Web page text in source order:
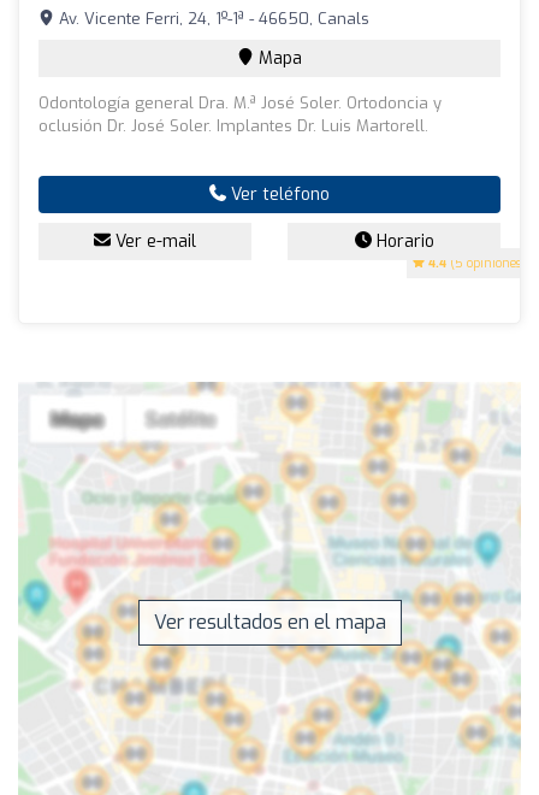
4.4 (5 opiniones)
Av. Vicente Ferri, 24, 1º-1ª - 46650, Canals
Mapa
Odontología general Dra. M.ª José Soler. Ortodoncia y
oclusión Dr. José Soler. Implantes Dr. Luis Martorell.
Ver teléfono
Ver e-mail Horario
Ver resultados en el mapa